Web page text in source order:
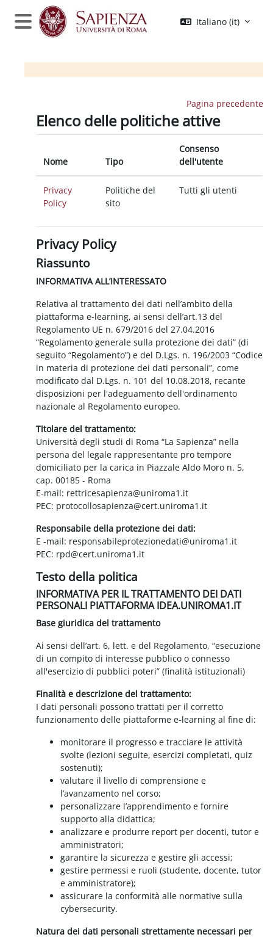
Vai al contenuto principale
Pannello laterale
Italiano ‎(it)‎
Pagina precedente
Elenco delle politiche attive
Nome Tipo
Consenso
dell'utente
Privacy
Policy
Politiche del
sito
Tutti gli utenti
Privacy Policy
Riassunto
INFORMATIVA ALL’INTERESSATO
Relativa al trattamento dei dati nell’ambito della
piattaforma e-learning, ai sensi dell’art.13 del
Regolamento UE n. 679/2016 del 27.04.2016
“Regolamento generale sulla protezione dei dati” (di
seguito “Regolamento”) e del D.Lgs. n. 196/2003 “Codice
in materia di protezione dei dati personali”, come
modificato dal D.Lgs. n. 101 del 10.08.2018, recante
disposizioni per l'adeguamento dell'ordinamento
nazionale al Regolamento europeo.
Titolare del trattamento:
Università degli studi di Roma “La Sapienza” nella
persona del legale rappresentante pro tempore
domiciliato per la carica in Piazzale Aldo Moro n. 5,
cap. 00185 - Roma
E-mail: rettricesapienza@uniroma1.it
PEC: protocollosapienza@cert.uniroma1.it
Responsabile della protezione dei dati:
E -mail: responsabileprotezionedati@uniroma1.it
PEC: rpd@cert.uniroma1.it
Testo della politica
INFORMATIVA PER IL TRATTAMENTO DEI DATI
PERSONALI PIATTAFORMA IDEA.UNIROMA1.IT
Base giuridica del trattamento
Ai sensi dell’art. 6, lett. e del Regolamento, “esecuzione
di un compito di interesse pubblico o connesso
all'esercizio di pubblici poteri” (finalità istituzionali)
Finalità e descrizione del trattamento:
I dati personali possono trattati per il corretto
funzionamento delle piattaforme e-learning al fine di:
monitorare il progresso e tracciare le attività
svolte (lezioni seguite, esercizi completati, quiz
sostenuti);
valutare il livello di comprensione e
l’avanzamento nel corso;
personalizzare l’apprendimento e fornire
supporto alla didattica;
analizzare e produrre report per docenti, tutor e
amministratori;
garantire la sicurezza e gestire gli accessi;
gestire permessi e ruoli (studente, docente, tutor
e amministratore);
assicurare la conformità alle normative sulla
cybersecurity.
Natura dei dati personali strettamente necessari per